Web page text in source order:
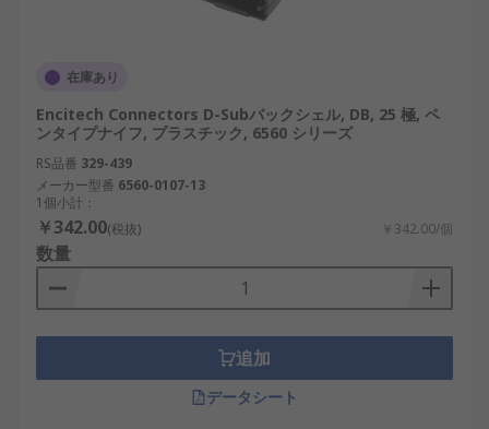
ックシェルがあることで、長期使用時の緩みや信号
ボット制御やAI機器で使用されるD-subコネクタに
おいて、この安定性が求められています。
D-subシェルとD-subバックシェルの違い
D-subシェルとD-subバックシェルは、似たような
部品に見えますが、その機能や構造には明確な違い
があります。D-subシェルは、主にコネクタの前面
部分、すなわち相手側コネクタとの接続インターフ
ェースを保護するカバーです。接触ピンを囲む金属
D-subバックシェルは、ケーブルが挿入される背面
側の保護部材であり、ケーブルの引張応力や曲げに
対して保護を提供します。
在庫あり
Encitech Connectors D-Subバックシェル, DB, 25 極, ペ
ンタイプナイフ, プラスチック, 6560 シリーズ
RS品番 329-439
メーカー型番 6560-0107-13
1個小計：
￥342.00(税抜) ￥342.00/個
数量
追加
データシート